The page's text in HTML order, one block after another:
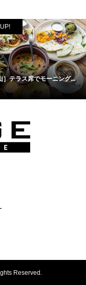
］テラス席でモーニング...
Reserved.